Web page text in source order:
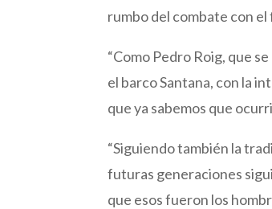
rumbo del combate con el
“Como Pedro Roig, que
el barco Santana, con la
que ya sabemos que
“Siguiendo también la
futuras generaciones
que esos fueron los